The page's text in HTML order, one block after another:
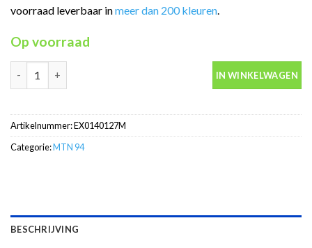
voorraad leverbaar inmeer dan 200 kleuren.
Op voorraad
IN WINKELWAGEN
Artikelnummer:EX0140127M
Categorie:MTN 94
BESCHRIJVING